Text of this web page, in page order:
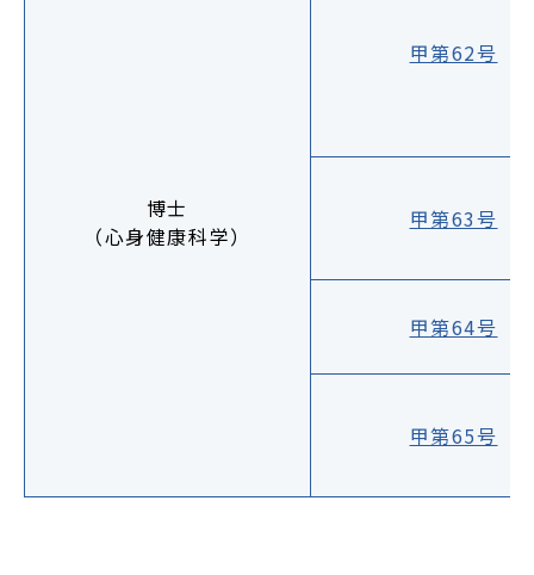
公式SNS
博士
（心身健康科学）
甲第62号
甲第63号
甲第64号
甲第65号